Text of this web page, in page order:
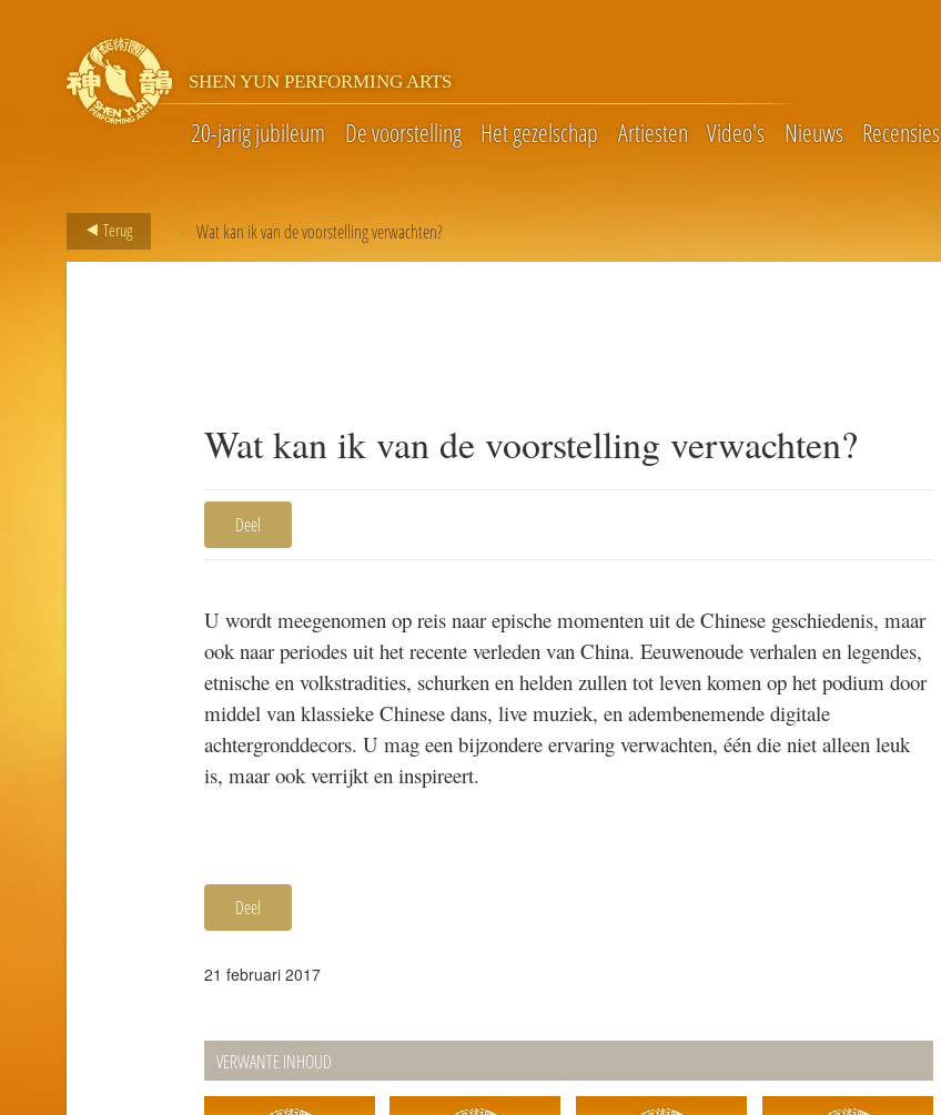
SHEN YUN PERFORMING ARTS
20-jarig jubileum De voorstelling Het gezelschap Artiesten Video's Nieuws Recensies
Terug > Wat kan ik van de voorstelling verwachten?
Wat kan ik van de voorstelling verwachten?
Deel
U wordt meegenomen op reis naar epische momenten uit de Chinese geschiedenis, maar
ook naar periodes uit het recente verleden van China. Eeuwenoude verhalen en legendes,
etnische en volkstradities, schurken en helden zullen tot leven komen op het podium door
middel van klassieke Chinese dans, live muziek, en adembenemende digitale
achtergronddecors. U mag een bijzondere ervaring verwachten, één die niet alleen leuk
is, maar ook verrijkt en inspireert.
Deel
21 februari 2017
VERWANTE INHOUD